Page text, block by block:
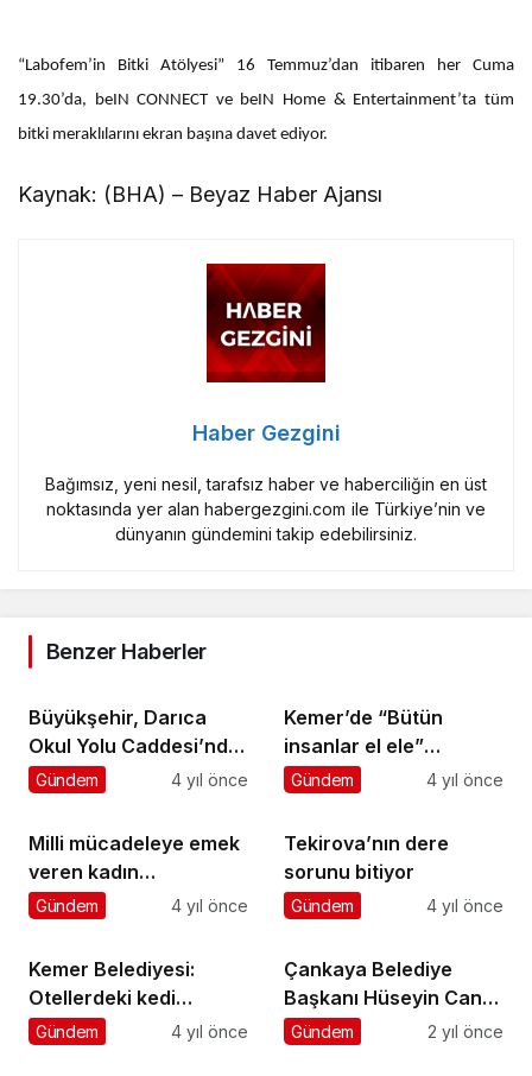
“Labofem’in Bitki Atölyesi” 16 Temmuz’dan itibaren her Cuma
19.30’da, beIN CONNECT ve beIN Home & Entertainment’ta tüm
bitki meraklılarını ekran başına davet ediyor.
Kaynak: (BHA) – Beyaz Haber Ajansı
Haber Gezgini
Bağımsız, yeni nesil, tarafsız haber ve haberciliğin en üst
noktasında yer alan habergezgini.com ile Türkiye’nin ve
dünyanın gündemini takip edebilirsiniz.
Benzer Haberler
Büyükşehir, Darıca
Okul Yolu Caddesi’nde
yaya üstgeçidi yapıyor
Gündem 4 yıl önce
Kemer’de “Bütün
insanlar el ele”
yürüyüşü düzenlendi
Gündem 4 yıl önce
Milli mücadeleye emek
veren kadın
kahramanlar için
Gündem 4 yıl önce
Tekirova’nın dere
sorunu bitiyor
Gündem 4 yıl önce
Kemer Belediyesi:
Otellerdeki kedi
popülasyon artışı
Gündem 4 yıl önce
Çankaya Belediye
Başkanı Hüseyin Can
Güner Engelsiz Yarınlar
Gündem 2 yıl önce